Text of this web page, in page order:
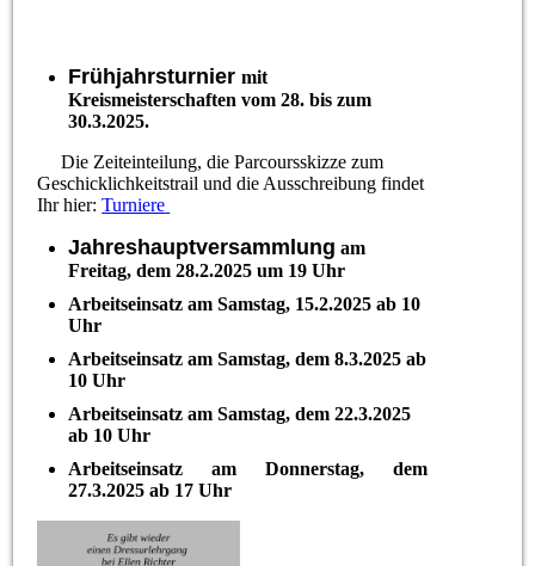
Frühjahrsturniermit
Kreismeisterschaften vom 28. bis zum
30.3.2025.
Die Zeiteinteilung, die Parcoursskizze zum
Geschicklichkeitstrail und die Ausschreibung findet
Ihr hier:Turniere
Jahreshauptversammlung am
Freitag, dem 28.2.2025 um 19 Uhr
Arbeitseinsatz am Samstag, 15.2.2025 ab 10
Uhr
Arbeitseinsatz am Samstag, dem 8.3.2025 ab
10 Uhr
Arbeitseinsatz am Samstag, dem 22.3.2025
ab 10 Uhr
Arbeitseinsatz am Donnerstag, dem
27.3.2025 ab 17 Uhr